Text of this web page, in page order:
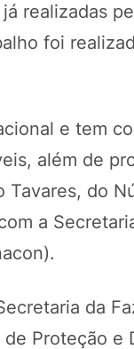
realizadas
foi
e tem
além de
do
a
da
Proteção